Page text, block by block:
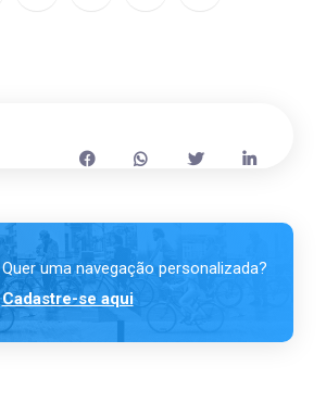
Quer uma navegação personalizada?
Cadastre-se aqui